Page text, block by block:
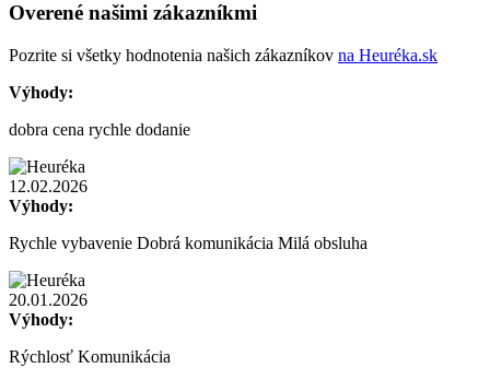
Overené našimi zákazníkmi
Pozrite si všetky hodnotenia našich zákazníkov na Heuréka.sk
Výhody:
dobra cena rychle dodanie
12.02.2026
Výhody:
Rychle vybavenie Dobrá komunikácia Milá obsluha
20.01.2026
Výhody:
Rýchlosť Komunikácia